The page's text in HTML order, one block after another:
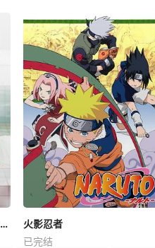
洗浴屋先生！我和那家伙在女浴池！？
火影忍者
已完结